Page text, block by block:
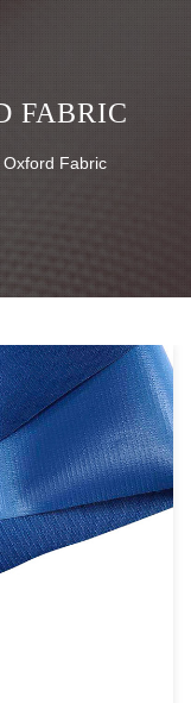
FABRIC
Fabric